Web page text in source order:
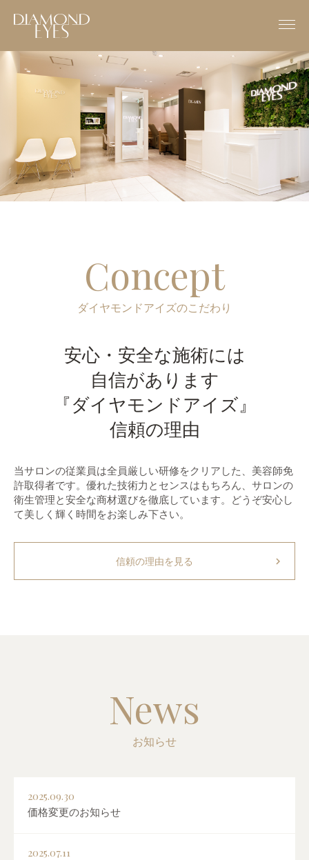
Concept
ダイヤモンドアイズのこだわり
安心・安全な施術には
自信があります
『ダイヤモンドアイズ』
信頼の理由
当サロンの従業員は全員厳しい研修をクリアした、美容師免
許取得者です。優れた技術力とセンスはもちろん、サロンの
衛生管理と安全な商材選びを徹底しています。どうぞ安心し
て美しく輝く時間をお楽しみ下さい。
信頼の理由を見る chevron_right
News
お知らせ
2025.09.30
価格変更のお知らせ
2025.07.11